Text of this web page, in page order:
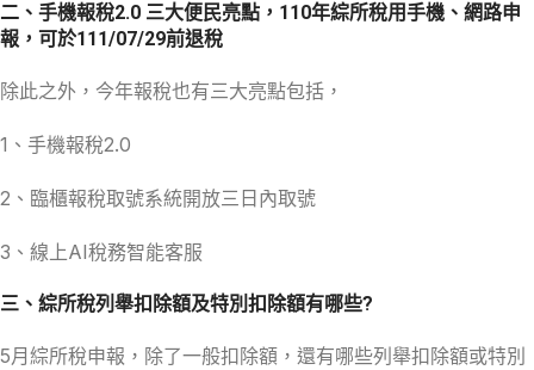
二、手機報稅2.0 三大便民亮點，110年綜所稅用手機、網路申
報，可於111/07/29前退稅
除此之外，今年報稅也有三大亮點包括，
1、手機報稅2.0
2、臨櫃報稅取號系統開放三日內取號
3、線上AI稅務智能客服
三、綜所稅列舉扣除額及特別扣除額有哪些?
5月綜所稅申報，除了一般扣除額，還有哪些列舉扣除額或特別